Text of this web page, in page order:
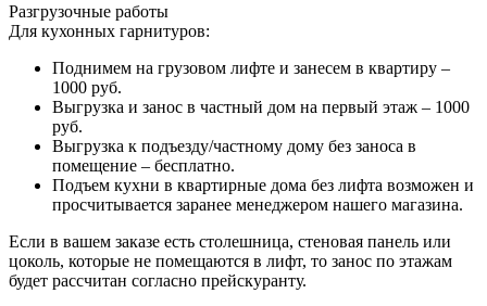
Разгрузочные работы
Для кухонных гарнитуров:
Поднимем на грузовом лифте и занесем в квартиру –
1000 руб.
Выгрузка и занос в частный дом на первый этаж – 1000
руб.
Выгрузка к подъезду/частному дому без заноса в
помещение – бесплатно.
Подъем кухни в квартирные дома без лифта возможен и
просчитывается заранее менеджером нашего магазина.
Если в вашем заказе есть столешница, стеновая панель или
цоколь, которые не помещаются в лифт, то занос по этажам
будет рассчитан согласно прейскуранту.